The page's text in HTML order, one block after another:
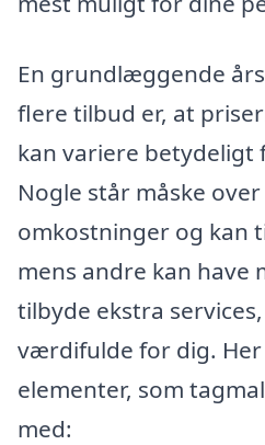
En grundlæggende
flere tilbud er, at
kan variere betydeligt
Nogle står måske
omkostninger og kan
mens andre kan have
tilbyde ekstra
værdifulde for dig.
elementer, som
med: